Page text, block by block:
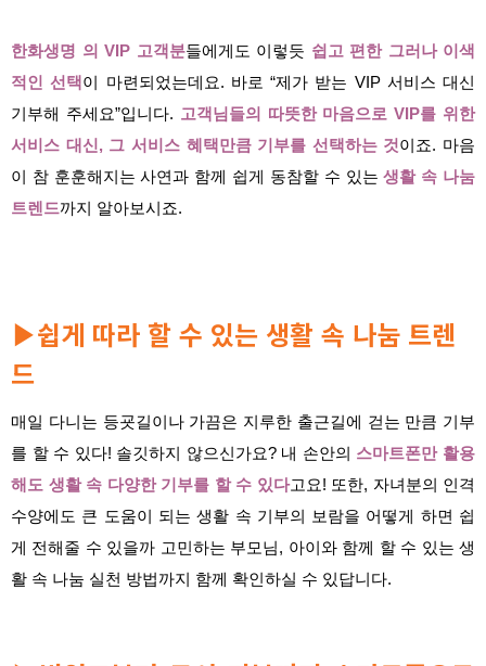
한화생명 의 VIP 고객분들에게도 이렇듯 쉽고 편한 그러나 이색
적인 선택이 마련되었는데요. 바로 “제가 받는 VIP 서비스 대신
기부해 주세요”입니다. 고객님들의 따뜻한 마음으로 VIP를 위한
서비스 대신, 그 서비스 혜택만큼 기부를 선택하는 것이죠. 마음
이 참 훈훈해지는 사연과 함께 쉽게 동참할 수 있는 생활 속 나눔
트렌드까지 알아보시죠.
▶쉽게 따라 할 수 있는 생활 속 나눔 트렌
드
매일 다니는 등굣길이나 가끔은 지루한 출근길에
걷는 만큼 기부
를 할수 있다! 솔깃하지 않으신가요? 내 손안의 스마트폰만 활용
해도 생활 속 다양한 기부를 할 수 있다고요! 또한, 자녀분의 인격
수양에도 큰 도움이 되는 생활 속 기부의 보람을 어떻게 하면 쉽
게 전해줄 수 있을까 고민하는 부모님, 아이와 함께 할 수 있는 생
활 속 나눔 실천 방법까지 함께 확인하실 수 있답니다.